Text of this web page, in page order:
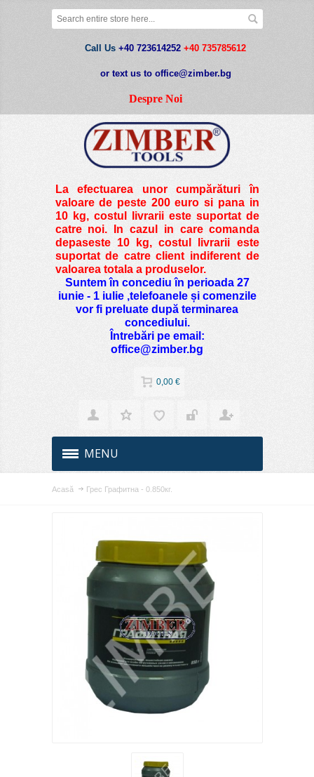
Call Us +40 723614252 +40 735785612
or text us to office@zimber.bg
Despre Noi
La efectuarea unor cumpărături în
valoare de peste200 euro si pana in
10 kg, costul livrarii este suportat de
catre noi. In cazul in care comanda
depaseste 10 kg, costul livrarii este
suportat de catre client indiferent de
valoarea totala a produselor.
Suntem în concediu în perioada 27
iunie - 1 iulie ,telefoanele și comenzile
vor fi preluate după terminarea
concediului.
Întrebări pe email:
office@zimber.bg
0,00 €
MENU
Acasă Грес Графитна - 0.850кг.